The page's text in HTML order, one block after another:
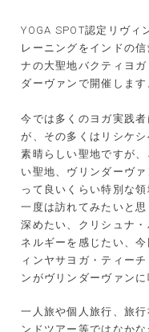
YOGA SPOT認定リヴィ
レーニングをインドの
ナの大聖地バクティヨ
ダーヴァンで開催します
今では多くのヨガ実践
が、その多くはリシケ
素晴らしい聖地ですが
い聖地、ヴリンダーヴ
って良いくらい特別な
一度は訪れてみたいと
深めたい、クリシュナ
ネルギーを感じたい、
ィンヤサヨガ・ティー
ンがヴリンダーヴァン
一人旅や個人旅行、旅
ンドツアー等ではなか